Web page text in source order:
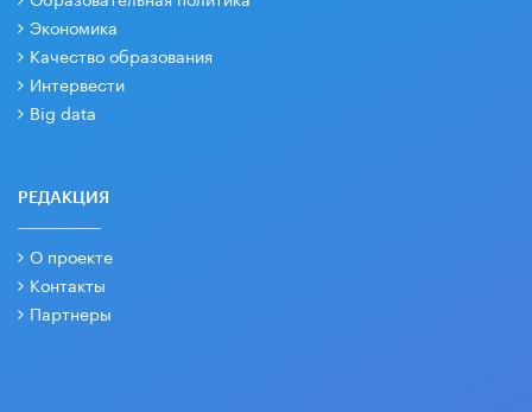
Экономика
Качество образования
Интервести
Big data
РЕДАКЦИЯ
О проекте
Контакты
Партнеры